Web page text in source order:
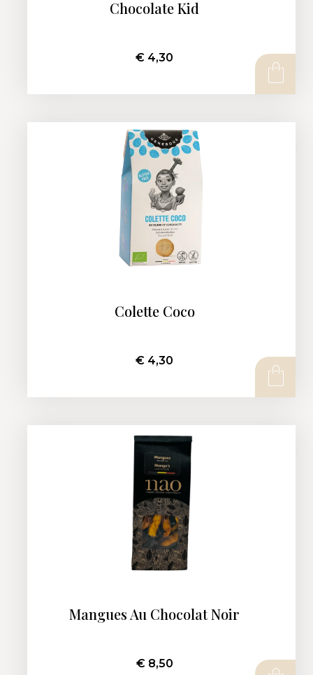
Chocolate Kid
€ 4,30
Colette Coco
€ 4,30
Mangues Au Chocolat Noir
€8,50